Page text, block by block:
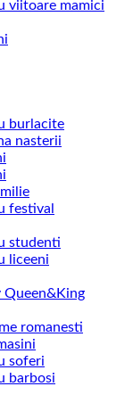
viitoare mamici
burlacite
nasterii
festival
studenti
liceeni
Queen&King
romanesti
soferi
barbosi